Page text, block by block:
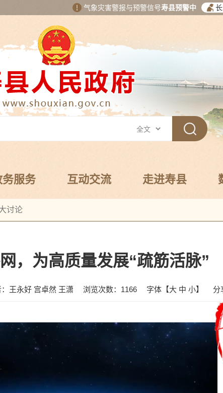
气象灾害警报与预警信号寿县预警中
务服务 互动交流 走进寿县
讨论
，为高质量发展“疏筋活脉”
王永好 宫卓然 王潇 浏览次数： 1166 字体【大 中 小】 分